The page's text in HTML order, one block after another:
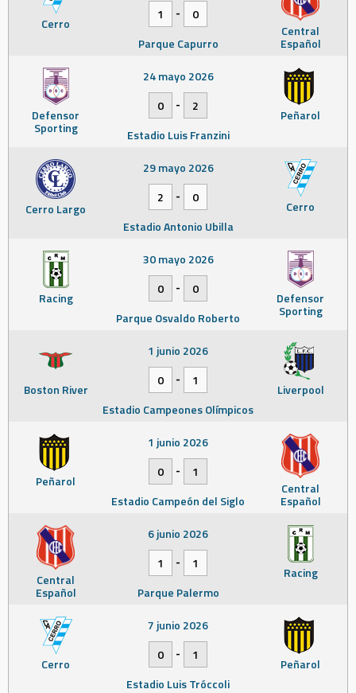
Cerro Central
Español
1
-
0
Parque Capurro
Defensor
Sporting
Peñarol
24 mayo 2026
0
-
2
Estadio Luis Franzini
Cerro Largo Cerro
29 mayo 2026
2
-
0
Estadio Antonio Ubilla
Racing Defensor
Sporting
30 mayo 2026
0
-
0
Parque Osvaldo Roberto
Boston River Liverpool
1 junio 2026
0
-
1
Estadio Campeones Olímpicos
Peñarol Central
Español
1 junio 2026
0
-
1
Estadio Campeón del Siglo
Central
Español
Racing
6 junio 2026
1
-
1
Parque Palermo
Cerro Peñarol
7 junio 2026
0
-
1
Estadio Luis Tróccoli